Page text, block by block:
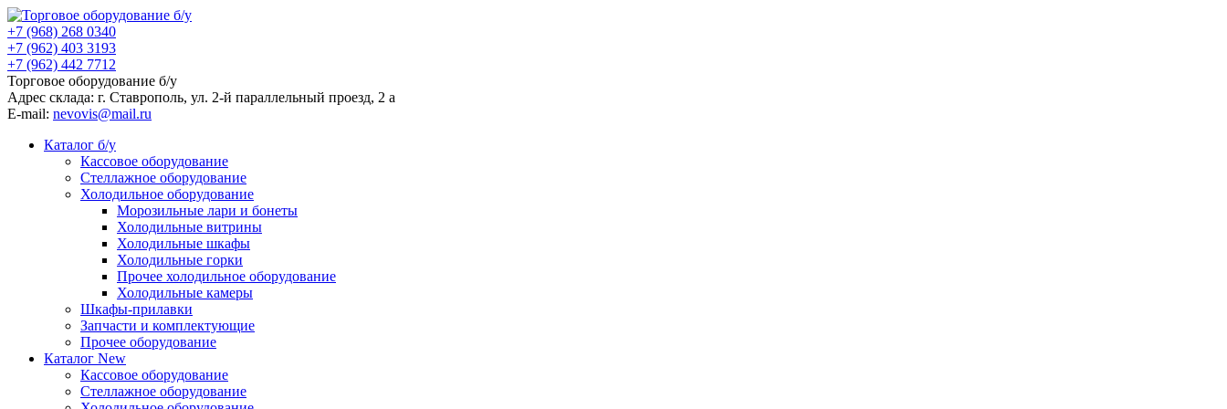
+7 (968) 268 0340
+7 (962) 403 3193
+7 (962) 442 7712
Торговое оборудование б/у
Адрес склада: г. Ставрополь, ул. 2-й параллельный проезд, 2 a
E-mail: nevovis@mail.ru
Каталог б/у
Кассовое оборудование
Стеллажное оборудование
Холодильное оборудование
Морозильные лари и бонеты
Холодильные витрины
Холодильные шкафы
Холодильные горки
Прочее холодильное оборудование
Холодильные камеры
Шкафы-прилавки
Запчасти и комплектующие
Прочее оборудование
Каталог New
Кассовое оборудование
Стеллажное оборудование